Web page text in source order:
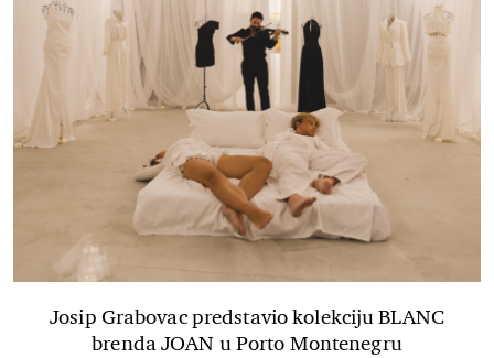
Josip Grabovac predstavio kolekciju BLANC
brenda JOAN u Porto Montenegru